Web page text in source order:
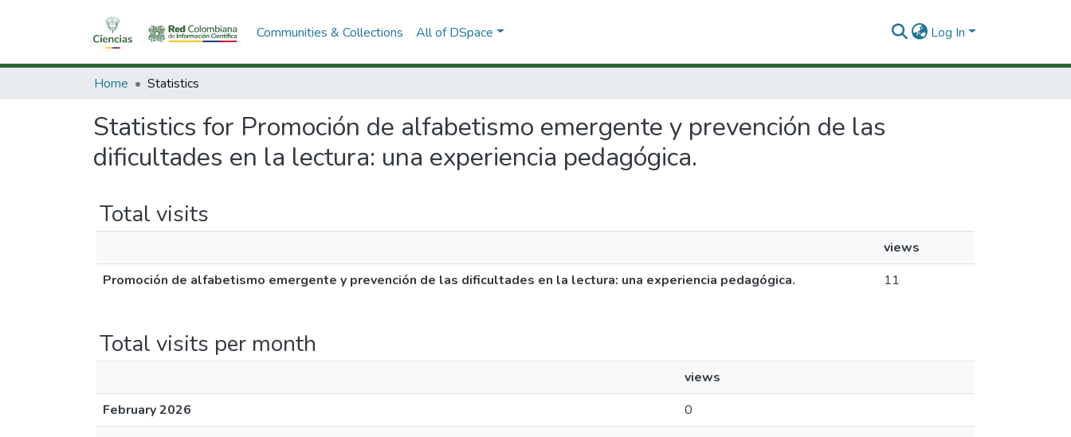
Communities & Collections All of DSpace Log In
Home Statistics
Statistics for Promoción de alfabetismo emergente y prevención de las
dificultades en la lectura: una experiencia pedagógica.
Total visits
views
Promoción de alfabetismo emergente y prevención de las dificultades en la lectura: una experiencia pedagógica.
11
Total visits per month
views
February 2026
0